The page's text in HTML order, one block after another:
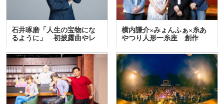
石井琢磨「人生の宝物にな
るように」 初披露曲やレ
ア…
横内謙介×みょんふぁ×糸あ
やつり人形一糸座 創作
人…